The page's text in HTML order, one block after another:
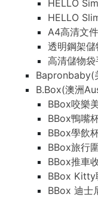
HELLO
HELLO
A4高清文
透明鋼架儲
高清儲物
Bapronbaby(
B.Box(澳洲
BBox咬樂
BBox鴨嘴
BBox學飲
BBox旅行
BBox推車
BBox Kitty
BBox 迪士